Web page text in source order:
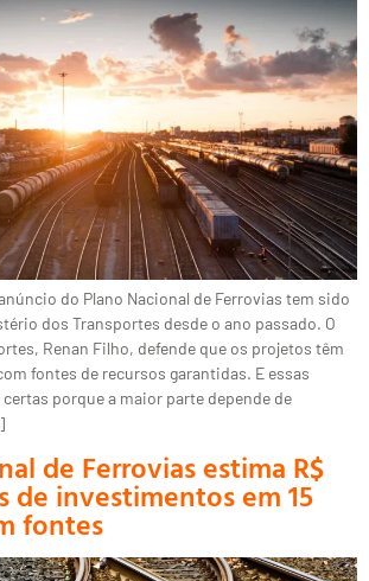
do Plano Nacional de Ferrovias tem sido
dos Transportes desde o ano passado. O
Renan Filho, defende que os projetos têm
fontes de recursos garantidas. E essas
porque a maior parte depende de
de Ferrovias estima R$
de investimentos em 15
fontes